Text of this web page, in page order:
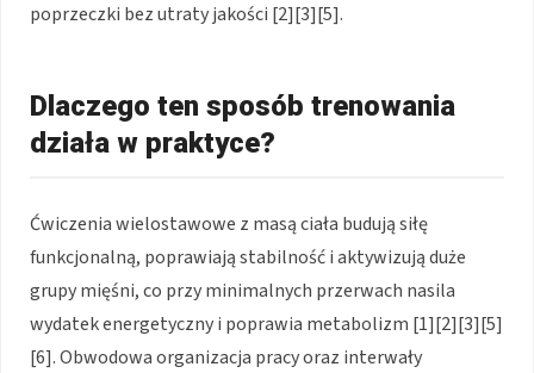
poprzeczki bez utraty jakości [2][3][5].
Dlaczego ten sposób trenowania
działa w praktyce?
Ćwiczenia wielostawowe z masą ciała budują siłę
funkcjonalną, poprawiają stabilność i aktywizują duże
grupy mięśni, co przy minimalnych przerwach nasila
wydatek energetyczny i poprawia metabolizm [1][2][3][5]
[6]. Obwodowa organizacja pracy oraz interwały